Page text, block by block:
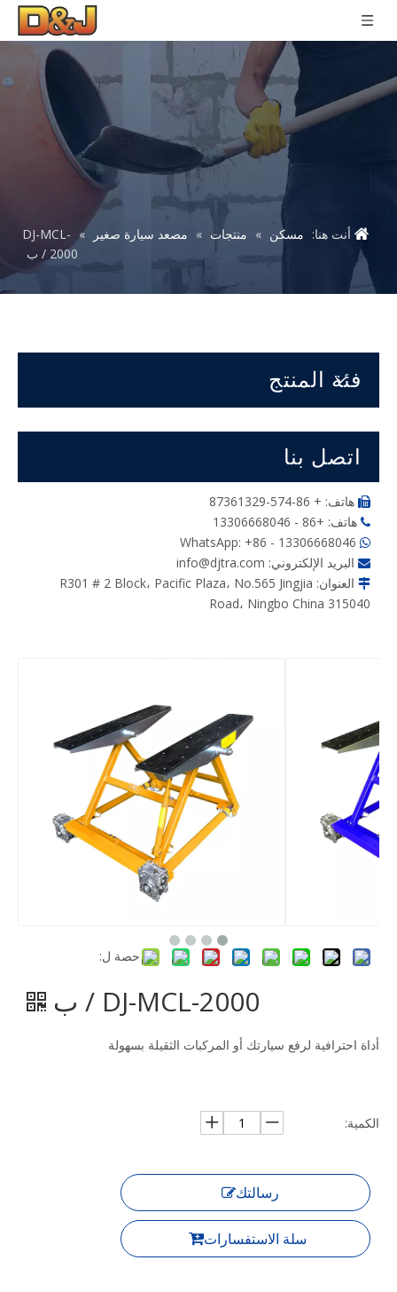
أنت هنا: مسكن » منتجات » مصعد سيارة صغير »
DJ-MCL-
2000 / ب
فئة المنتج
اتصل بنا
 هاتف: + 86-574-87361329
 هاتف: +86 - 13306668046

 البريد الإلكتروني: info@djtra.com

العنوان: R301 # 2 Block، Pacific Plaza، No.565 Jingjia
Road، Ningbo China 315040
حصة ل:
DJ-MCL-2000 / ب
أداة احترافية لرفع سيارتك أو المركبات الثقيلة بسهولة
الكمية:
رسالتك
سلة الاستفسارات